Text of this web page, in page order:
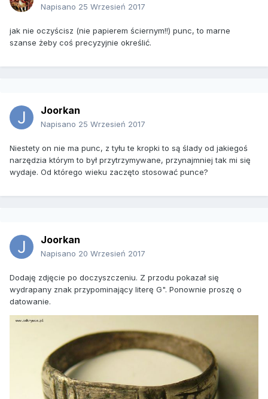
Napisano 25 Wrzesień 2017
jak nie oczyścisz (nie papierem ściernym!!) punc, to marne
szanse żeby coś precyzyjnie określić.
Joorkan
Napisano 25 Wrzesień 2017
Niestety on nie ma punc, z tyłu te kropki to są ślady od jakiegoś
narzędzia którym to był przytrzymywane, przynajmniej tak mi się
wydaje. Od którego wieku zaczęto stosować punce?
Joorkan
Napisano 20 Wrzesień 2017
Dodaję zdjęcie po doczyszczeniu. Z przodu pokazał się
wydrapany znak przypominający literę G". Ponownie proszę o
datowanie.